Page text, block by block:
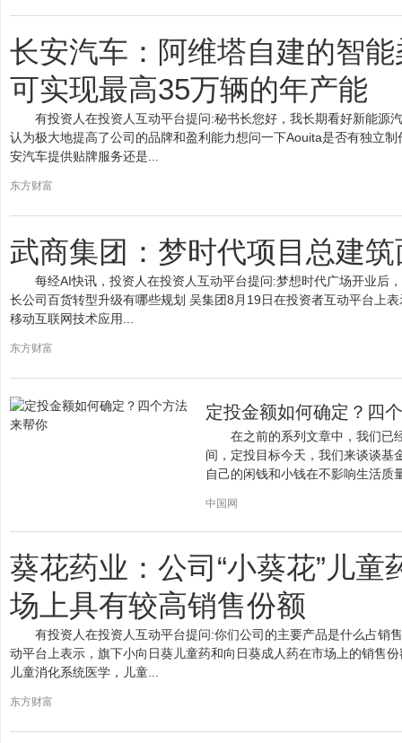
长安汽车：阿维塔自建的智
可实现最高35万辆的年产能
有投资人在投资人互动平台提问:秘书长您好，我长期看好新能源
认为极大地提高了公司的品牌和盈利能力想问一下Aouita是否有独立
安汽车提供贴牌服务还是...
东方财富
武商集团：梦时代项目总建
每经AI快讯，投资人在投资人互动平台提问:梦想时代广场开业后
长公司百货转型升级有哪些规划 吴集团8月19日在投资者互动平台上
移动互联网技术应用...
东方财富
定投金额如何确定？四
在之前的系列文章中，我们已
间，定投目标今天，我们来谈谈基
自己的闲钱和小钱在不影响生活质
中国网
葵花药业：公司“小葵花”儿童
场上具有较高销售份额
有投资人在投资人互动平台提问:你们公司的主要产品是什么占销
动平台上表示，旗下小向日葵儿童药和向日葵成人药在市场上的销售
儿童消化系统医学，儿童...
东方财富